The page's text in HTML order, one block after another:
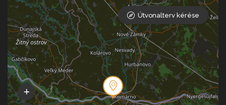
Útvonalterv kérése